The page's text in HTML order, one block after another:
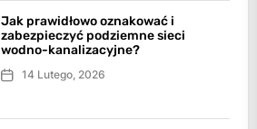
Jak prawidłowo oznakować i
zabezpieczyć podziemne sieci
wodno-kanalizacyjne?
14 Lutego, 2026